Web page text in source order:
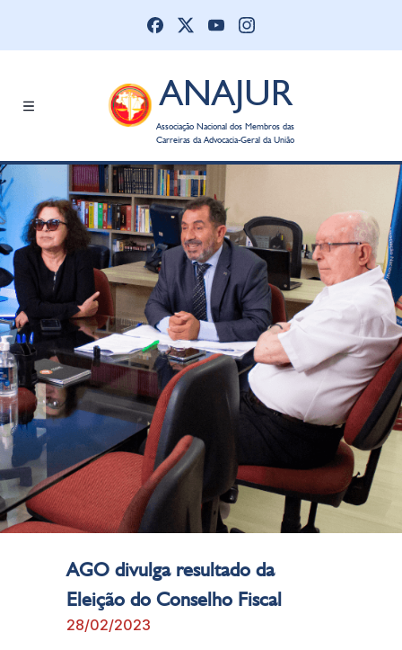
ANAJUR
Associação Nacional dos Membros das
Carreiras da Advocacia-Geral da União
AGO divulga resultado da
Eleição do Conselho Fiscal
28/02/2023